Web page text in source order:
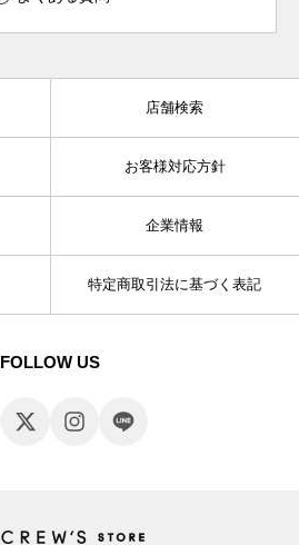
店舗検索
お客様対応方針
企業情報
特定商取引法に基づく表記
FOLLOW US